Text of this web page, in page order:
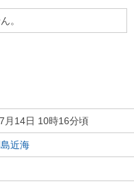
。
月14日 10時16分頃
近海